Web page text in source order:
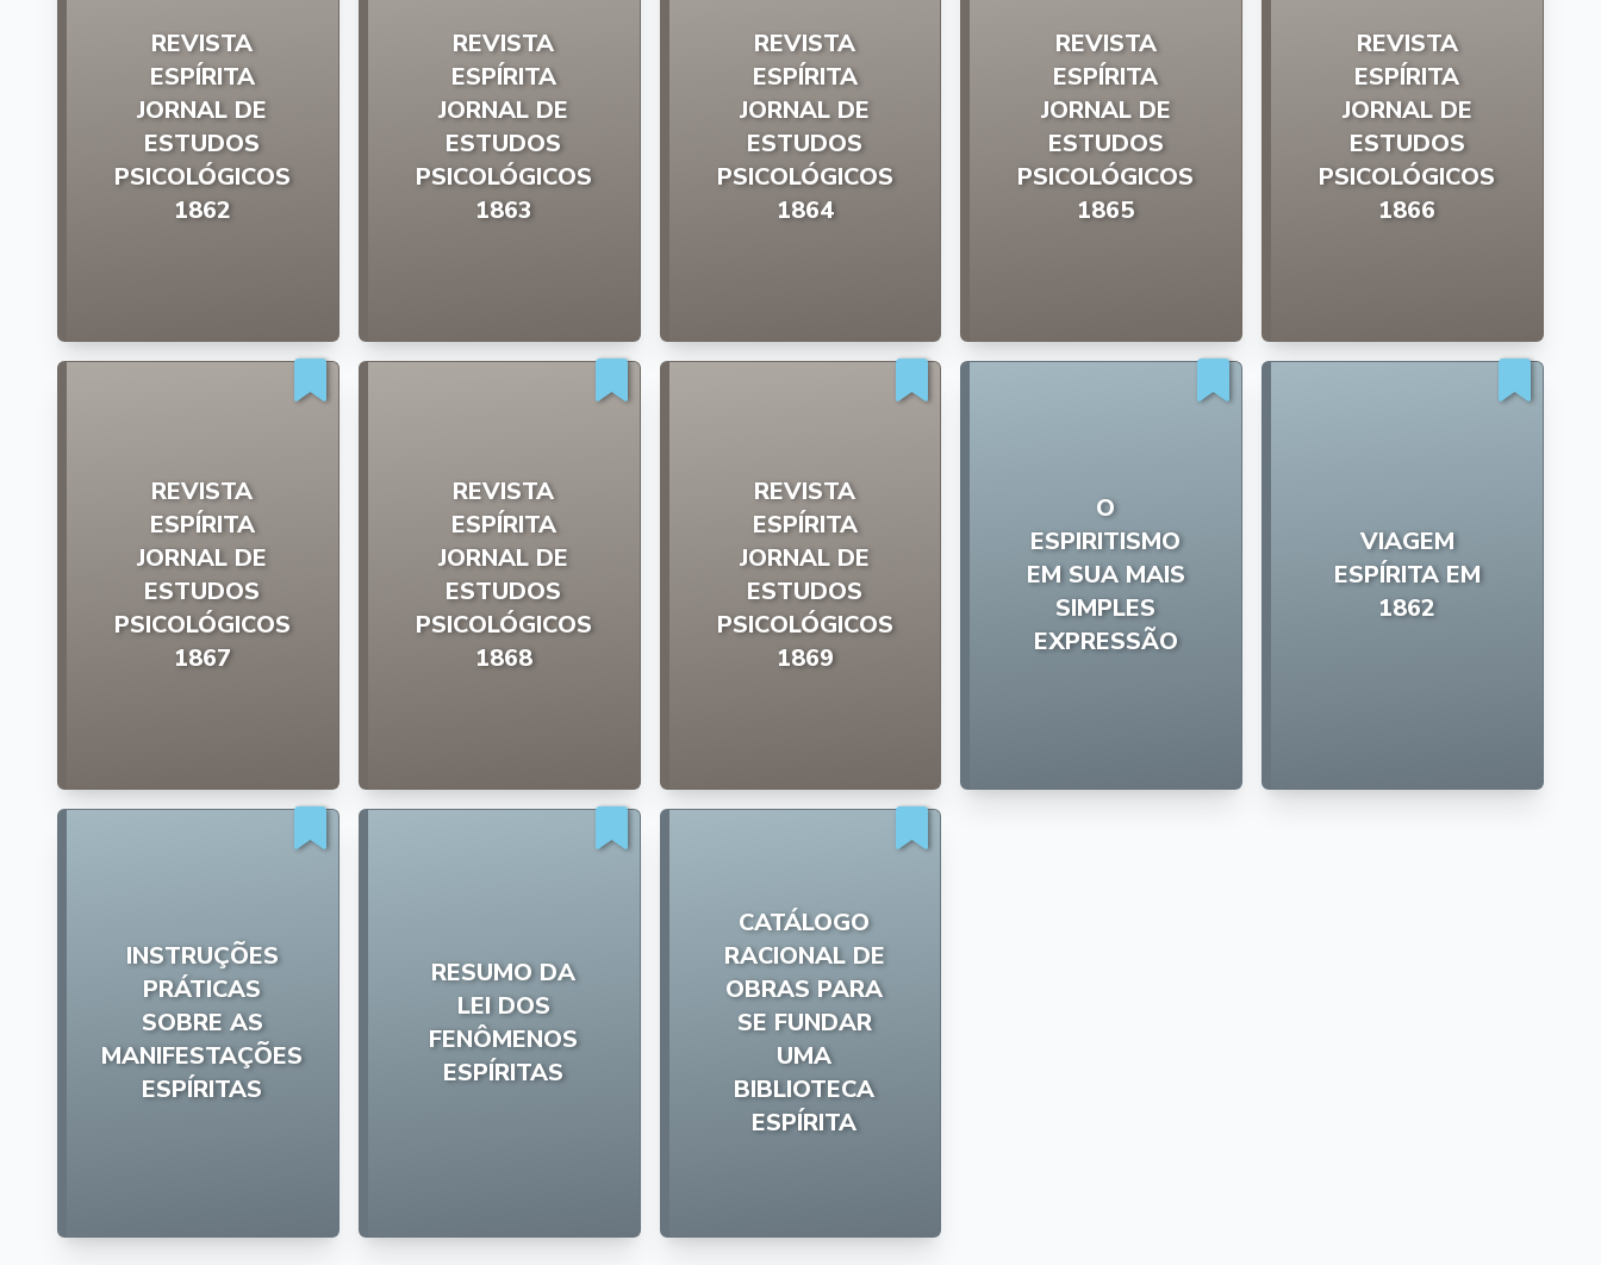
REVISTA
ESPÍRITA
JORNAL DE
ESTUDOS
PSICOLÓGICOS
1862
REVISTA
ESPÍRITA
JORNAL DE
ESTUDOS
PSICOLÓGICOS
1863
REVISTA
ESPÍRITA
JORNAL DE
ESTUDOS
PSICOLÓGICOS
1864
REVISTA
ESPÍRITA
JORNAL DE
ESTUDOS
PSICOLÓGICOS
1865
REVISTA
ESPÍRITA
JORNAL DE
ESTUDOS
PSICOLÓGICOS
1866
REVISTA
ESPÍRITA
JORNAL DE
ESTUDOS
PSICOLÓGICOS
1867
REVISTA
ESPÍRITA
JORNAL DE
ESTUDOS
PSICOLÓGICOS
1868
REVISTA
ESPÍRITA
JORNAL DE
ESTUDOS
PSICOLÓGICOS
1869
O
ESPIRITISMO
EM SUA MAIS
SIMPLES
EXPRESSÃO
VIAGEM
ESPÍRITA EM
1862
INSTRUÇÕES
PRÁTICAS
SOBRE AS
MANIFESTAÇÕES
ESPÍRITAS
RESUMO DA
LEI DOS
FENÔMENOS
ESPÍRITAS
CATÁLOGO
RACIONAL DE
OBRAS PARA
SE FUNDAR
UMA
BIBLIOTECA
ESPÍRITA